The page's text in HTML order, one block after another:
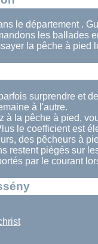
le département .
les ballades
la pêche à pied
surprendre et
à l'autre.
à la pêche à pied,
le coefficient est
des pêcheurs à
restent piégés sur
par le courant